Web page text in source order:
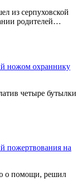
из серпуховской
родителей…
ножом охраннику
четыре бутылки
пожертвования на
о помощи, решил